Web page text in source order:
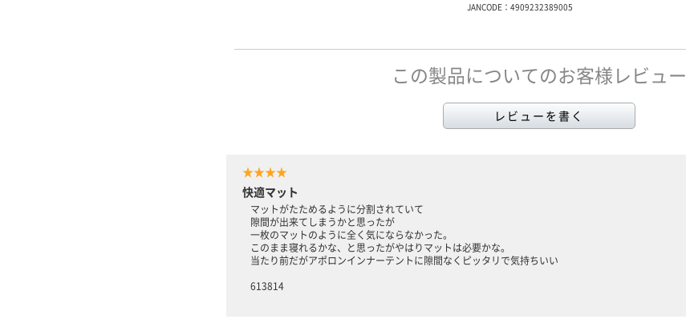
JANCODE：4909232389005
この製品についてのお客様レビュー
レビューを書く
★★★★
快適マット
マットがたためるように分割されていて
隙間が出来てしまうかと思ったが
一枚のマットのように全く気にならなかった。
このまま寝れるかな、と思ったがやはりマットは必要かな。
当たり前だがアポロンインナーテントに隙間なくピッタリで気持ちいい
613814